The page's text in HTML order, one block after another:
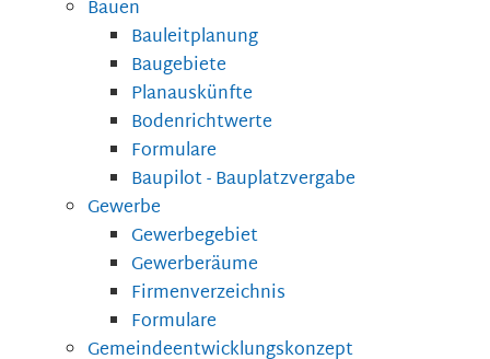
Bauen
Bauleitplanung
Baugebiete
Planauskünfte
Bodenrichtwerte
Formulare
Baupilot - Bauplatzvergabe
Gewerbe
Gewerbegebiet
Gewerberäume
Firmenverzeichnis
Formulare
Gemeindeentwicklungskonzept